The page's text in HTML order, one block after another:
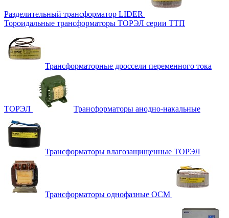
Разделительный трансформатор LIDER
Тороидальные трансформаторы ТОРЭЛ серии ТТП
Трансформаторные дроссели переменного тока
ТОРЭЛ Трансформаторы анодно-накальные
Трансформаторы влагозащищенные ТОРЭЛ
Трансформаторы однофазные ОСМ